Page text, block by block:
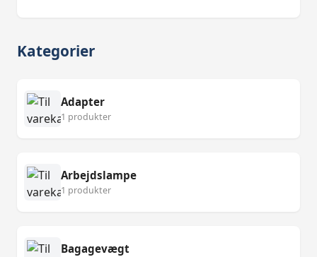
Kategorier
Adapter
1 produkter
Arbejdslampe
1 produkter
Bagagevægt